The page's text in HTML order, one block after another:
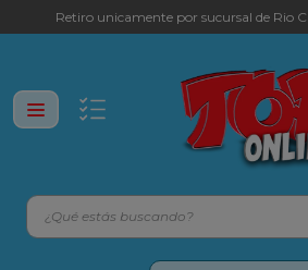
Retiro unicamente por sucursal de Rio
¿Qué estás buscando?